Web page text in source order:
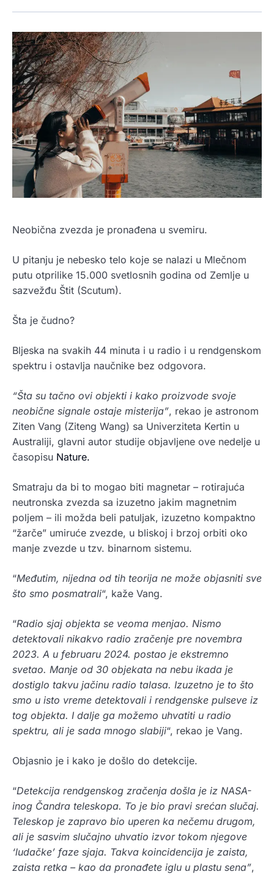
Neobična zvezda je pronađena u svemiru.
U pitanju je nebesko telo koje se nalazi u Mlečnom
putu otprilike 15.000 svetlosnih godina od Zemlje u
sazvežđu Štit (Scutum).
Šta je čudno?
Bljeska na svakih 44 minuta i u radio i u rendgenskom
spektru i ostavlja naučnike bez odgovora.
“Šta su tačno ovi objekti i kako proizvode svoje
neobične signale ostaje misterija”, rekao je astronom
Ziten Vang (Ziteng Wang) sa Univerziteta Kertin u
Australiji, glavni autor studije objavljene ove nedelje u
časopisu Nature.
Smatraju da bi to mogao biti magnetar – rotirajuća
neutronska zvezda sa izuzetno jakim magnetnim
poljem – ili možda beli patuljak, izuzetno kompaktno
“žarče” umiruće zvezde, u bliskoj i brzoj orbiti oko
manje zvezde u tzv. binarnom sistemu.
“Međutim, nijedna od tih teorija ne može objasniti sve
što smo posmatrali“, kaže Vang.
“Radio sjaj objekta se veoma menjao. Nismo
detektovali nikakvo radio zračenje pre novembra
2023. A u februaru 2024. postao je ekstremno
svetao. Manje od 30 objekata na nebu ikada je
dostiglo takvu jačinu radio talasa. Izuzetno je to što
smo u isto vreme detektovali i rendgenske pulseve iz
tog objekta. I dalje ga možemo uhvatiti u radio
spektru, ali je sada mnogo slabiji“, rekao je Vang.
Objasnio je i kako je došlo do detekcije.
“Detekcija rendgenskog zračenja došla je iz NASA-
inog Čandra teleskopa. To je bio pravi srećan slučaj.
Teleskop je zapravo bio uperen ka nečemu drugom,
ali je sasvim slučajno uhvatio izvor tokom njegove
‘ludačke’ faze sjaja. Takva koincidencija je zaista,
zaista retka – kao da pronađete iglu u plastu sena”,